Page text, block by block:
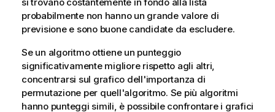
probabilmente non hanno un grande valore di
previsione e sono buone candidate da escludere.
Se un algoritmo ottiene un punteggio
significativamente migliore rispetto agli altri,
concentrarsi sul grafico dell'importanza di
permutazione per quell'algoritmo. Se più algoritmi
hanno punteggi simili, è possibile confrontare i grafici